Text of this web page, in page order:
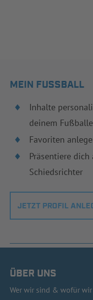
MEIN FUSSBALL
Inhalte
deinem
Favoriten
Präsentiere dich
Schiedsrichter
JETZT PROFIL
ÜBER UNS
Wer wir sind & wofür